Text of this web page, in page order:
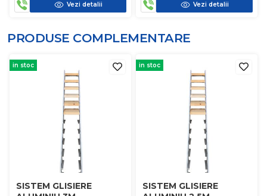
Vezi detalii Vezi detalii
PRODUSE COMPLEMENTARE
in stoc
SISTEM GLISIERE
in stoc
SISTEM GLISIERE